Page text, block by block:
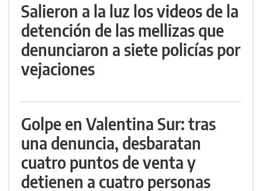
Salieron a la luz los videos de la
detención de las mellizas que
denunciaron a siete policías por
vejaciones
Golpe en Valentina Sur: tras
una denuncia, desbaratan
cuatro puntos de venta y
detienen a cuatro personas